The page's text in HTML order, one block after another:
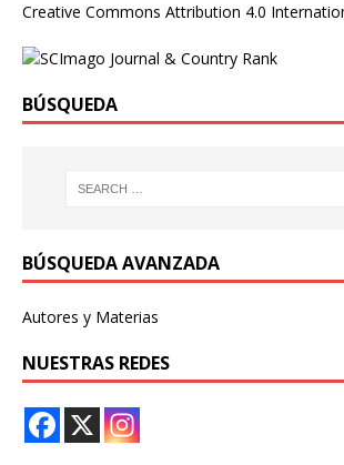
Creative Commons Attribution 4.0
BÚSQUEDA
BÚSQUEDA AVANZADA
Autores y Materias
NUESTRAS REDES